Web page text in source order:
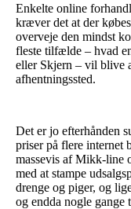
Enkelte online
kræver det at der
overveje den mindst
fleste tilfælde – hvad
eller Skjern – vil blive
afhentningssted.
Det er jo efterhånden
priser på flere internet
massevis af Mikk-line
med at stampe
drenge og piger, og
og endda nogle gange